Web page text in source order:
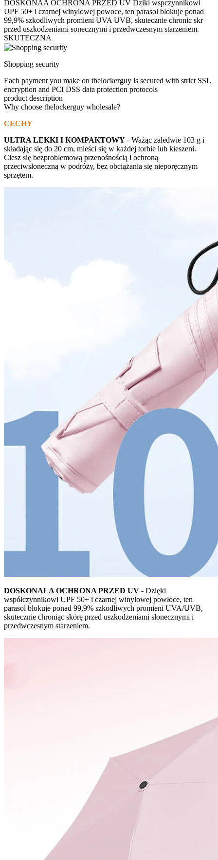
DOSKONAA OCHRONA PRZED UV Dziki wspczynnikowi
UPF 50+ i czarnej winylowej powoce, ten parasol blokuje ponad
99,9% szkodliwych promieni UVA UVB, skutecznie chronic skr
przed uszkodzeniami sonecznymi i przedwczesnym starzeniem.
SKUTECZNA
Shopping security
Each payment you make on thelockerguy is secured with strict SSL
encryption and PCI DSS data protection protocols
product description
Why choose thelockerguy wholesale?
CECHY
ULTRA LEKKI I KOMPAKTOWY - Ważąc zaledwie 103 g i
składając się do 20 cm, mieści się w każdej torbie lub kieszeni.
Ciesz się bezproblemową przenośnością i ochroną
przeciwsłoneczną w podróży, bez obciążania się nieporęcznym
sprzętem.
DOSKONAŁA OCHRONA PRZED UV - Dzięki
współczynnikowi UPF 50+ i czarnej winylowej powłoce, ten
parasol blokuje ponad 99,9% szkodliwych promieni UVA/UVB,
skutecznie chroniąc skórę przed uszkodzeniami słonecznymi i
przedwczesnym starzeniem.